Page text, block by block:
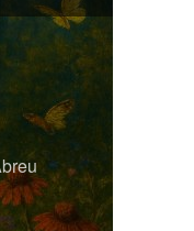
poeta,
de
literarios,